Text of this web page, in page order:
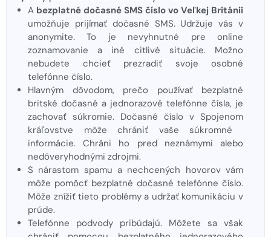
A bezplatné dočasné SMS číslo vo Veľkej Británii
umožňuje prijímať dočasné SMS. Udržuje vás v
anonymite. To je nevyhnutné pre online
zoznamovanie a iné citlivé situácie. Možno
nebudete chcieť prezradiť svoje osobné
telefónne číslo.
Hlavným dôvodom, prečo používať bezplatné
britské dočasné a jednorazové telefónne čísla, je
zachovať súkromie. Dočasné číslo v Spojenom
kráľovstve môže chrániť vaše súkromné ​​
informácie. Chráni ho pred neznámymi alebo
nedôveryhodnými zdrojmi.
S nárastom spamu a nechcených hovorov vám
môže pomôcť bezplatné dočasné telefónne číslo.
Môže znížiť tieto problémy a udržať komunikáciu v
prúde.
Telefónne podvody pribúdajú. Môžete sa však